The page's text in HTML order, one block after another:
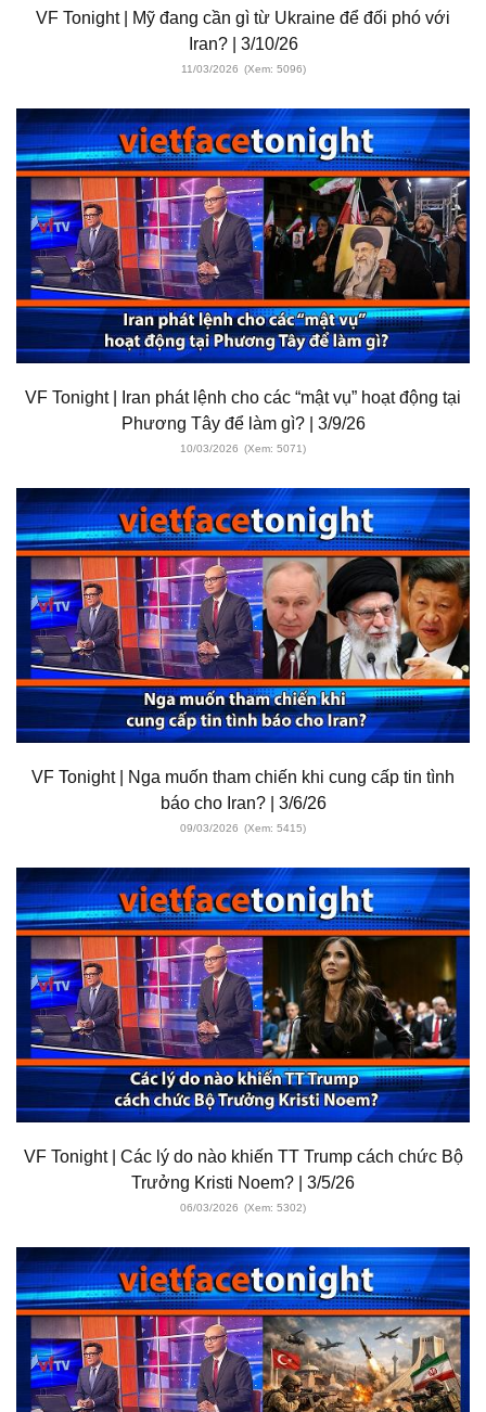
VF Tonight | Mỹ đang cần gì từ Ukraine để đối phó với
Iran? | 3/10/26
11/03/2026 (Xem: 5096)
VF Tonight | Iran phát lệnh cho các “mật vụ” hoạt động tại
Phương Tây để làm gì? | 3/9/26
10/03/2026 (Xem: 5071)
VF Tonight | Nga muốn tham chiến khi cung cấp tin tình
báo cho Iran? | 3/6/26
09/03/2026 (Xem: 5415)
VF Tonight | Các lý do nào khiến TT Trump cách chức Bộ
Trưởng Kristi Noem? | 3/5/26
06/03/2026 (Xem: 5302)